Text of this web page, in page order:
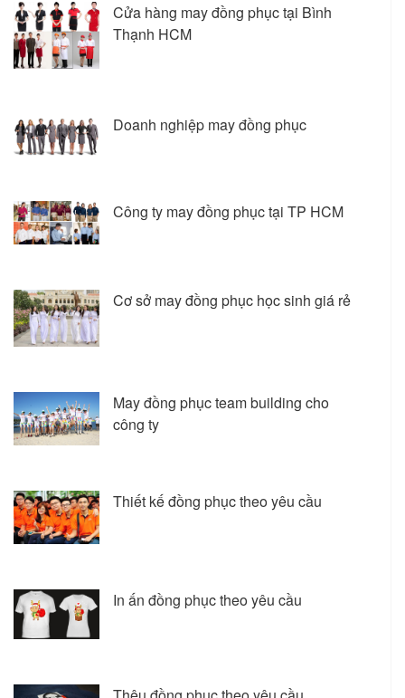
Cửa hàng may đồng phục tại Bình
Thạnh HCM
Doanh nghiệp may đồng phục
Công ty may đồng phục tại TP HCM
Cơ sở may đồng phục học sinh giá rẻ
May đồng phục team building cho
công ty
Thiết kế đồng phục theo yêu cầu
In ấn đồng phục theo yêu cầu